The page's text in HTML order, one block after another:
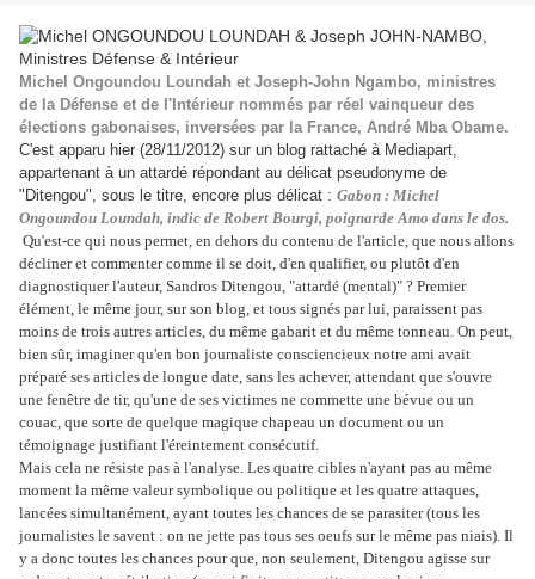
Michel Ongoundou Loundah et Joseph-John Ngambo, ministres
de la Défense et de l'Intérieur nommés par réel vainqueur des
élections gabonaises, inversées par la France, André Mba Obame.
C'est apparu hier (28/11/2012) sur un blog rattaché à Mediapart,
appartenant à un attardé répondant au délicat pseudonyme de
"Ditengou", sous le titre, encore plus délicat : Gabon : Michel
Ongoundou Loundah, indic de Robert Bourgi, poignarde Amo dans le dos.
Qu'est-ce qui nous permet, en dehors du contenu de l'article, que nous allons
décliner et commenter comme il se doit, d'en qualifier, ou plutôt d'en
diagnostiquer l'auteur, Sandros Ditengou, "attardé (mental)" ? Premier
élément, le même jour, sur son blog, et tous signés par lui, paraissent pas
moins de trois autres articles, du même gabarit et du même tonneau. On peut,
bien sûr, imaginer qu'en bon journaliste consciencieux notre ami avait
préparé ses articles de longue date, sans les achever, attendant que s'ouvre
une fenêtre de tir, qu'une de ses victimes ne commette une bévue ou un
couac, que sorte de quelque magique chapeau un document ou un
témoignage justifiant l'éreintement consécutif.
Mais cela ne résiste pas à l'analyse. Les quatre cibles n'ayant pas au même
moment la même valeur symbolique ou politique et les quatre attaques,
lancées simultanément, ayant toutes les chances de se parasiter (tous les
journalistes le savent : on ne jette pas tous ses oeufs sur le même pas niais). Il
y a donc toutes les chances pour que, non seulement, Ditengou agisse sur